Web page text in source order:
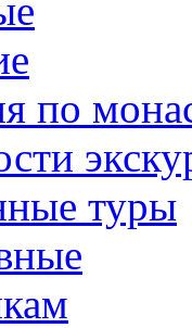
по
туры